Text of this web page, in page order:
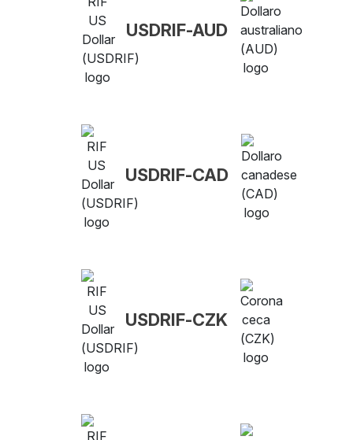
USDRIF-AUD
USDRIF-CAD
USDRIF-CZK